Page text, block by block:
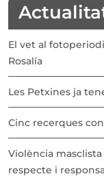
El vet al
Rosalía
Les Petxines ja
Cinc recerques
Violència
respecte i